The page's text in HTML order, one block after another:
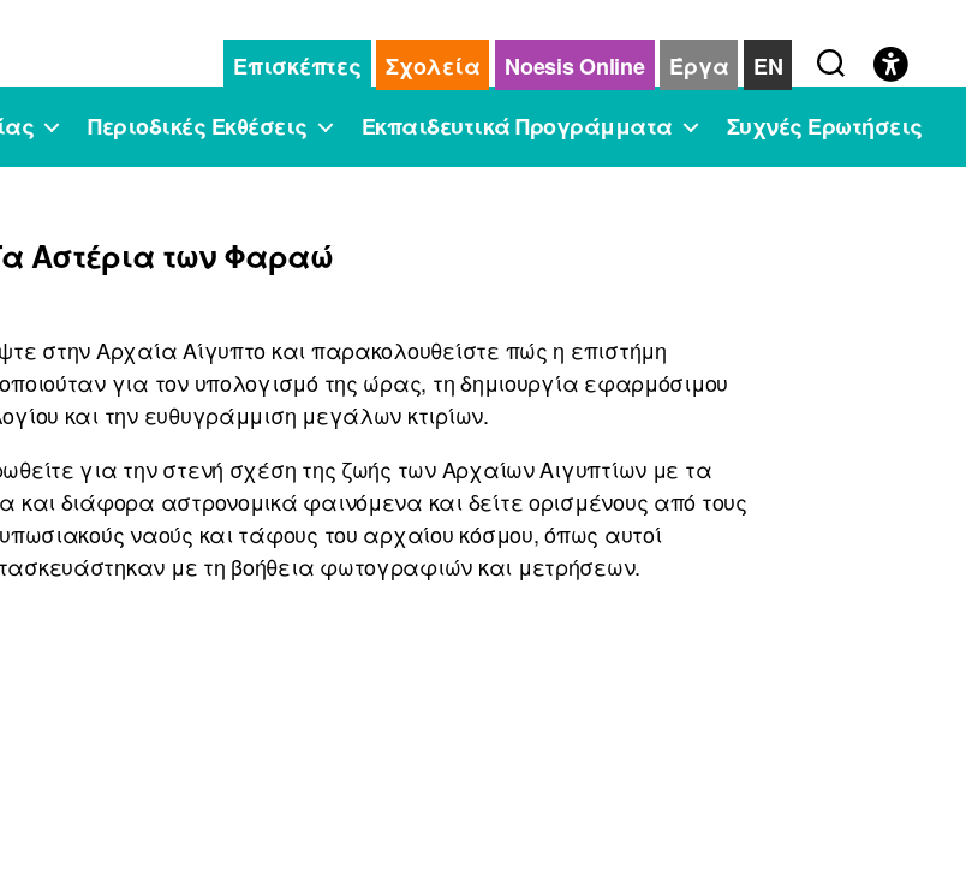
Επισκέπτες Σχολεία Noesis Online Έργα
EN
Περιοδικές Εκθέσεις Εκπαιδευτικά Προγράμματα Συχνές Ερωτήσεις
Αστέρια των Φαραώ
στην Αρχαία Αίγυπτο και παρακολουθείστε πώς η επιστήμη
για τον υπολογισμό της ώρας, τη δημιουργία εφαρμόσιμου
και την ευθυγράμμιση μεγάλων κτιρίων.
για την στενή σχέση της ζωής των Αρχαίων Αιγυπτίων με τα
και διάφορα αστρονομικά φαινόμενα και δείτε ορισμένους από τους
ναούς και τάφους του αρχαίου κόσμου, όπως αυτοί
με τη βοήθεια φωτογραφιών και μετρήσεων.